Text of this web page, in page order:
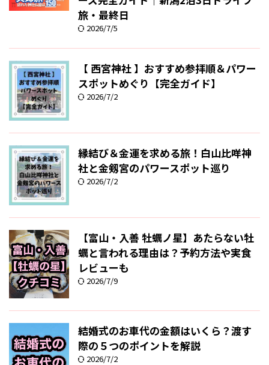
旅・最終日
2026/7/5
【 西宮神社 】おすすめ参拝順＆パワー
スポットめぐり【完全ガイド】
2026/7/2
縁結び＆金運を求める旅！白山比咩神
社と金剱宮のパワースポット巡り
2026/7/2
【富山・入善 牡蠣ノ星】あたらない牡
蠣と言われる理由は？予約方法や実食
レビューも
2026/7/9
結婚式のお車代の金額はいくら？渡す
際の５つのポイントを解説
2026/7/2